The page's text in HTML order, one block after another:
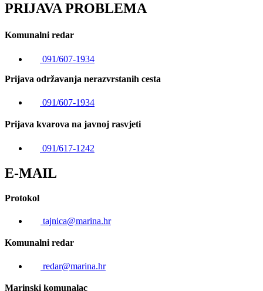
PRIJAVA PROBLEMA
Komunalni redar
091/607-1934
Prijava održavanja nerazvrstanih cesta
091/607-1934
Prijava kvarova na javnoj rasvjeti
091/617-1242
E-MAIL
Protokol
tajnica@marina.hr
Komunalni redar
redar@marina.hr
Marinski komunalac